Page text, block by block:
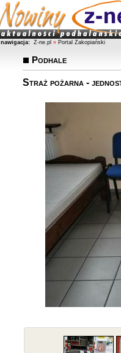
nawigacja: Z-ne.pl » Portal Zakopiański
Podhale
Straż pożarna -